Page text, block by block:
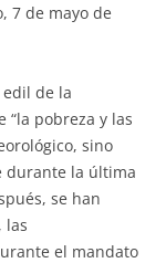
7 de mayo de
edil de la
“la pobreza y las
sino
durante la última
se han
las
el mandato